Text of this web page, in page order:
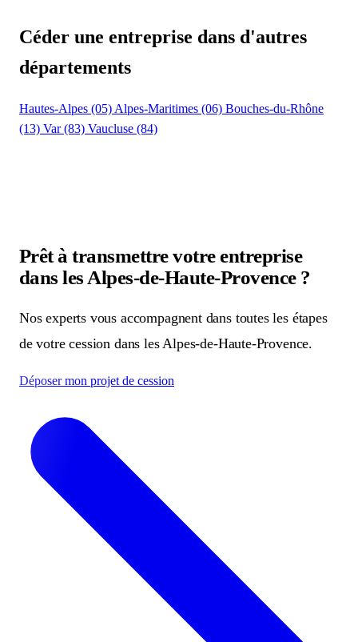
Céder une entreprise dans d'autres
départements
Hautes-Alpes (05) Alpes-Maritimes (06) Bouches-du-Rhône
(13) Var (83) Vaucluse (84)
Prêt à transmettre votre entreprise
dans les Alpes-de-Haute-Provence ?
Nos experts vous accompagnent dans toutes les étapes
de votre cession dans les Alpes-de-Haute-Provence.
Déposer mon projet de cession